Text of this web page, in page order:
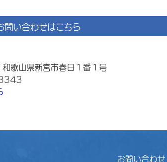
問い合わせはこちら
歌山県新宮市春日１番１号
お問い合わせ